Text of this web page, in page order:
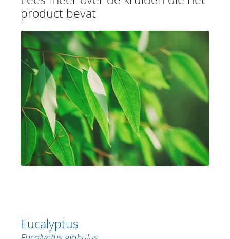
product bevat
Eucalyptus